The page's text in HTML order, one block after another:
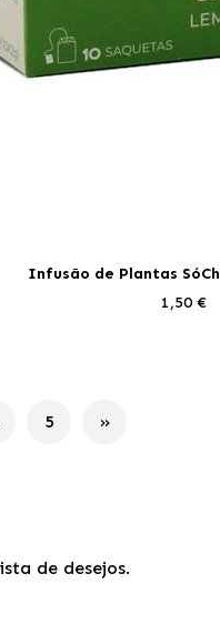
Infusão de Plantas
1,50 €
a página
Página
5 Página
Próximo
de desejos.